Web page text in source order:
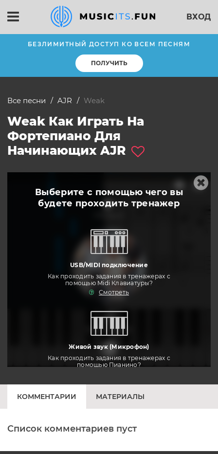
ВХОД
БЕЗЛИМИТНЫЙ ДОСТУП КО ВСЕМ ПЕСНЯМ
ПОЛУЧИТЬ
Все песни AJR Weak
Weak Как Играть На
Фортепиано Для
Начинающих AJR
Выберите с помощью чего вы
будете проходить тренажер
USB/MIDI подключение
Как проходить задания в тренажерах с
помощью Midi Клавиатуры?
Смотреть
Живой звук (Микрофон)
Как проходить задания в тренажерах с
помощью Пианино?
Печатная клавиатура
тренировать
КОММЕНТАРИИ МАТЕРИАЛЫ
Список комментариев пуст